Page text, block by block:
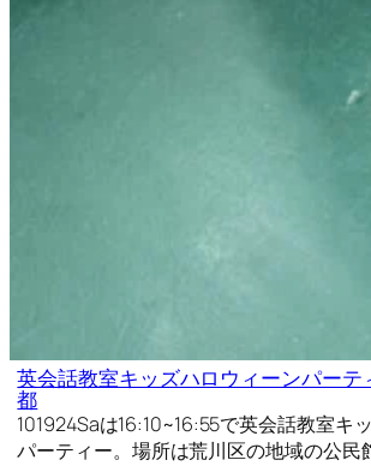
英会話教室キッズハロウィーンパーテ
都
101924Saは16:10~16:55で英会話教室キ
パーティー。場所は荒川区の地域の公民